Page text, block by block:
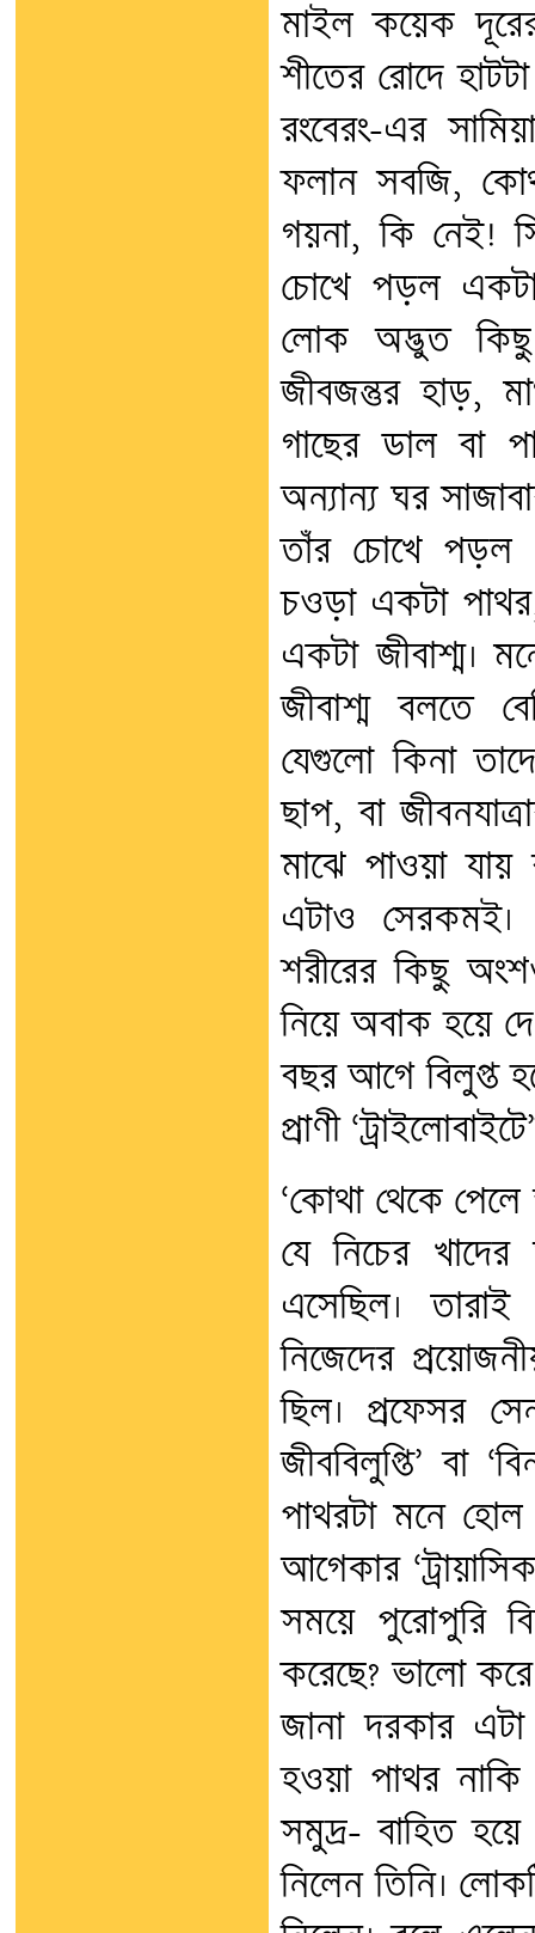
মাইল কয়েক
শীতের রোদে
রংবেরং-এর
ফলান সবজি,
গয়না, কি নেই!
চোখে পড়ল
লোক অদ্ভুত কিছু
জীবজন্তুর হাড়,
গাছের ডাল বা
অন্যান্য ঘর
তাঁর চোখে পড়ল
চওড়া একটা
একটা জীবাশ্ম।
জীবাশ্ম বলতে
যেগুলো কিনা
ছাপ, বা
মাঝে পাওয়া
এটাও সেরকমই।
শরীরের কিছু
নিয়ে অবাক হয়ে
বছর আগে বিলুপ্ত
প্রাণী
‘কোথা থেকে
যে নিচের
এসেছিল।
নিজেদের
ছিল। প্রফেসর
জীববিলুপ্তি’ বা
পাথরটা মনে
আগেকার
সময়ে পুরোপুরি
করেছে? ভালো
জানা দরকার
হওয়া পাথর
সমুদ্র- বাহিত
নিলেন তিনি।